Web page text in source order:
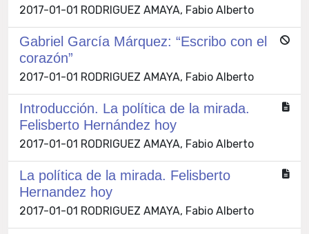
2017-01-01 RODRIGUEZ AMAYA, Fabio Alberto
Gabriel García Márquez: “Escribo con el
corazón”
2017-01-01 RODRIGUEZ AMAYA, Fabio Alberto
Introducción. La política de la mirada.
Felisberto Hernández hoy
2017-01-01 RODRIGUEZ AMAYA, Fabio Alberto
La política de la mirada. Felisberto
Hernandez hoy
2017-01-01 RODRIGUEZ AMAYA, Fabio Alberto